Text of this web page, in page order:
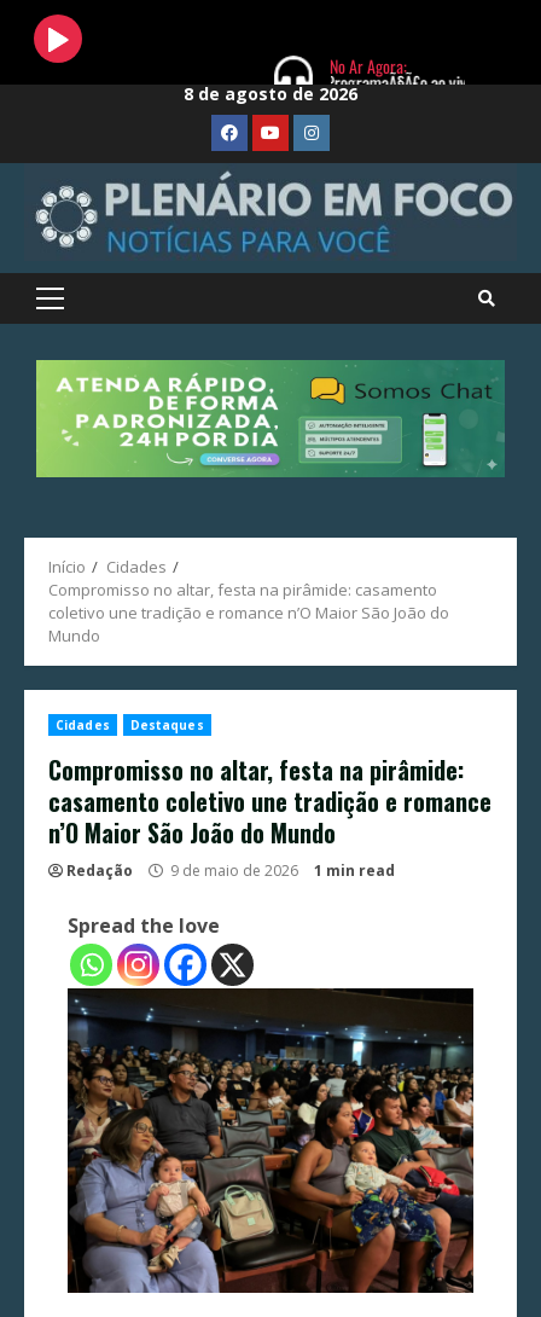
Skip
8 de agosto de 2026
FaceBook
YoutubeInstagram
Primary
Início
Cidades
Compromisso no altar, festa na pirâmide: casamento
coletivo une tradição e romance n’O Maior São João do
Mundo
Cidades Destaques
Compromisso no altar, festa na pirâmide:
casamento coletivo une tradição e romance
n’O Maior São João do Mundo
Redação 9 de maio de 2026 1 min read
Spread the love